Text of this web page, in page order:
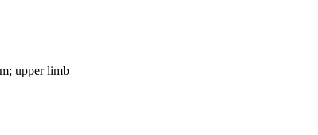
upper limb